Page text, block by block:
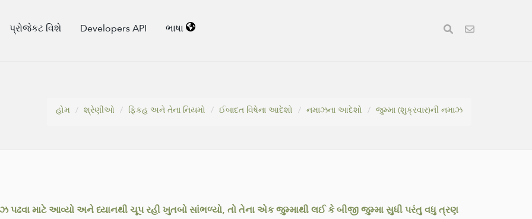
પ્રોજેકટ વિશે Developers API ભાષા
હોમ
શ્રેણીઓ ફિકહ અને તેના નિયમો ઈબાદત વિષેના આદેશો નમાઝના આદેશો જુમ્મા (શુક્રવાર)ની નમાઝ
પઢવા માટે આવ્યો અને ધ્યાનથી ચૂપ રહી ખુતબો સાંભળ્યો, તો તેના એક જુમ્માથી લઈ કે બીજી જુમ્મા સુધી પરંતુ વધુ ત્રણ